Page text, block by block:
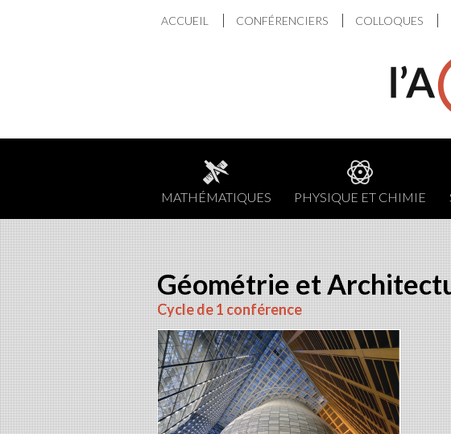
ACCUEIL CONFÉRENCIERS COLLOQUES
MATHÉMATIQUES PHYSIQUE ET CHIMIE
Géométrie et
Cycle de 1 conférence